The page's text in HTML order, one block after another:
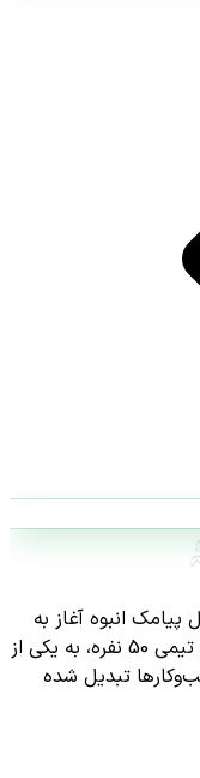
پنل ارسال پیامک انبوه آغاز به
کار کرد و امروز، با بیش از یک دهه تجربه و تیمی 50 نفره، به یکی از
تبدیل شده